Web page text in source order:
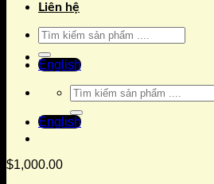
Liên hệ
Tìm
kiếm:
English
Tìm
kiếm:
English
$1,000.00